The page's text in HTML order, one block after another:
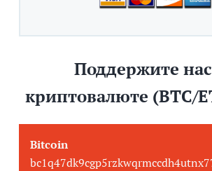
Поддержите
криптовалюте (BTC/
Bitcoin